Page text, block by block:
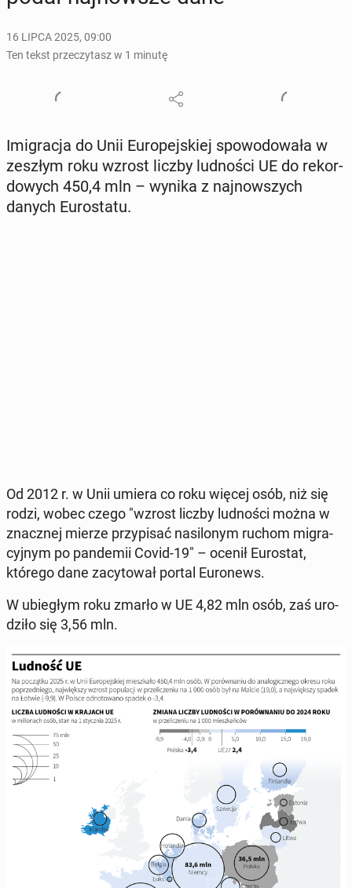
16 LIPCA 2025, 09:00
Ten tekst przeczytasz w 1 minutę
Imi­gra­cja do Unii Eu­ro­pej­skiej spo­wo­do­wa­ła w
zeszłym roku wzrost liczby lud­no­ści UE do re­kor­
do­wych 450,4 mln – wynika z naj­now­szych
danych Eu­ro­sta­tu.
Od 2012 r. w Unii umiera co roku więcej osób, niż się
rodzi, wobec czego "wzrost liczby lud­no­ści można w
znacz­nej mierze przy­pi­sać na­si­lo­nym ruchom mi­gra­
cyj­nym po pan­de­mii Covid-19" – ocenił Eu­ro­stat,
którego dane za­cy­to­wał portal Eu­ro­news.
W ubie­głym roku zmarło w UE 4,82 mln osób, zaś uro­
dzi­ło się 3,56 mln.